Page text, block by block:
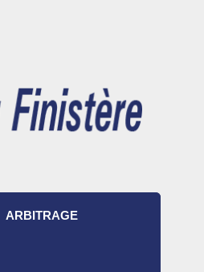
ARBITRAGE